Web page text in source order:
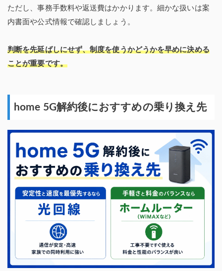
ただし、事務手数料や返送費はかかります。細かな扱いは案
内書面や公式情報で確認しましょう。
判断を先延ばしにせず、制度を使うかどうかを早めに決める
ことが重要です。
home 5G解約後におすすめの乗り換え先